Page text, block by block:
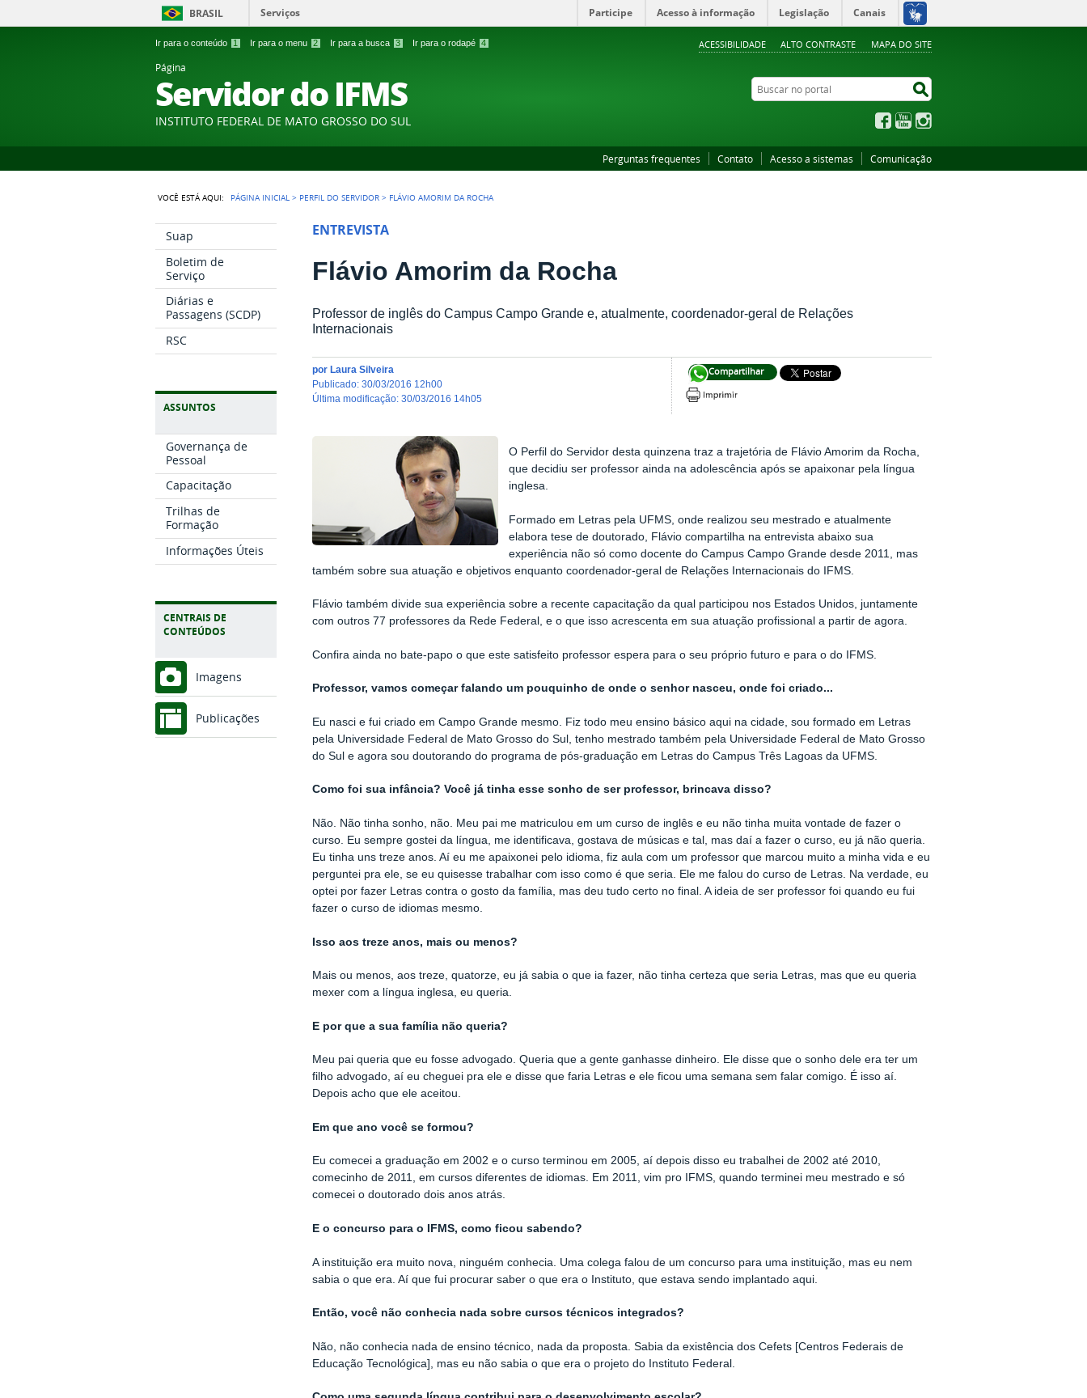
Ir para o conteúdo 1 Ir para o menu 2 Ir para a busca 3 Ir para o rodapé 4 ACESSIBILIDADE ALTO CONTRASTE MAPA DO SITE
BRASIL Serviços Participe Acesso à informação Legislação Canais
Página
Servidor do IFMS
INSTITUTO FEDERAL DE MATO GROSSO DO SUL
Buscar no portal
FacebookYouTube
Perguntas frequentes Contato Acesso a sistemas Comunicação
VOCÊ ESTÁ AQUI: PÁGINA INICIAL > PERFIL DO SERVIDOR > FLÁVIO AMORIM DA ROCHA
Suap
Boletim de
Serviço
Diárias e
Passagens (SCDP)
RSC
ASSUNTOS
Governança de
Pessoal
Capacitação
Trilhas de
Formação
Informações Úteis
CENTRAIS DE
CONTEÚDOS
Imagens
Publicações
ENTREVISTA
Flávio Amorim da Rocha
Professor de inglês do Campus Campo Grande e, atualmente, coordenador-geral de Relações
Internacionais
Compartilhar
por Laura Silveira
publicado:30/03/2016 12h00
última modificação:30/03/2016 14h05
O Perfil do Servidor desta quinzena traz a trajetória de Flávio Amorim da Rocha,
que decidiu ser professor ainda na adolescência após se apaixonar pela língua
inglesa.
Formado em Letras pela UFMS, onde realizou seu mestrado e atualmente
elabora tese de doutorado, Flávio compartilha na entrevista abaixo sua
experiência não só como docente do Campus Campo Grande desde 2011, mas
também sobre sua atuação e objetivos enquanto coordenador-geral de Relações Internacionais do IFMS.
Flávio também divide sua experiência sobre a recente capacitação da qual participou nos Estados Unidos, juntamente
com outros 77 professores da Rede Federal, e o que isso acrescenta em sua atuação profissional a partir de agora.
Confira ainda no bate-papo o que este satisfeito professor espera para o seu próprio futuro e para o do IFMS.
Professor, vamos começar falando um pouquinho de onde o senhor nasceu, onde foi criado...
Eu nasci e fui criado em Campo Grande mesmo. Fiz todo meu ensino básico aqui na cidade, sou formado em Letras
pela Universidade Federal de Mato Grosso do Sul, tenho mestrado também pela Universidade Federal de Mato Grosso
do Sul e agora sou doutorando do programa de pós-graduação em Letras do Campus Três Lagoas da UFMS.
Como foi sua infância? Você já tinha esse sonho de ser professor, brincava disso?
Não. Não tinha sonho, não. Meu pai me matriculou em um curso de inglês e eu não tinha muita vontade de fazer o
curso. Eu sempre gostei da língua, me identificava, gostava de músicas e tal, mas daí a fazer o curso, eu já não queria.
Eu tinha uns treze anos. Aí eu me apaixonei pelo idioma, fiz aula com um professor que marcou muito a minha vida e eu
perguntei pra ele, se eu quisesse trabalhar com isso como é que seria. Ele me falou do curso de Letras. Na verdade, eu
optei por fazer Letras contra o gosto da família, mas deu tudo certo no final. A ideia de ser professor foi quando eu fui
fazer o curso de idiomas mesmo.
Isso aos treze anos, mais ou menos?
Mais ou menos, aos treze, quatorze, eu já sabia o que ia fazer, não tinha certeza que seria Letras, mas que eu queria
mexer com a língua inglesa, eu queria.
E por que a sua família não queria?
Meu pai queria que eu fosse advogado. Queria que a gente ganhasse dinheiro. Ele disse que o sonho dele era ter um
filho advogado, aí eu cheguei pra ele e disse que faria Letras e ele ficou uma semana sem falar comigo. É isso aí.
Depois acho que ele aceitou.
Em que ano você se formou?
Eu comecei a graduação em 2002 e o curso terminou em 2005, aí depois disso eu trabalhei de 2002 até 2010,
comecinho de 2011, em cursos diferentes de idiomas. Em 2011, vim pro IFMS, quando terminei meu mestrado e só
comecei o doutorado dois anos atrás.
E o concurso para o IFMS, como ficou sabendo?
A instituição era muito nova, ninguém conhecia. Uma colega falou de um concurso para uma instituição, mas eu nem
sabia o que era. Aí que fui procurar saber o que era o Instituto, que estava sendo implantado aqui.
Então, você não conhecia nada sobre cursos técnicos integrados?
Não, não conhecia nada de ensino técnico, nada da proposta. Sabia da existência dos Cefets [Centros Federais de
Educação Tecnológica], mas eu não sabia o que era o projeto do Instituto Federal.